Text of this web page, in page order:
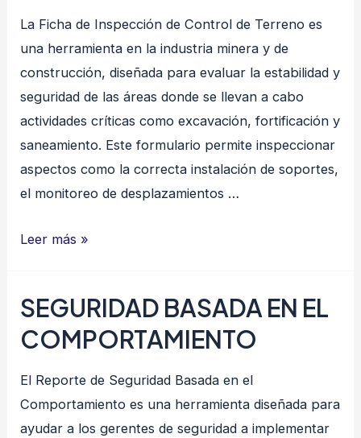
La Ficha de Inspección de Control de Terreno es
una herramienta en la industria minera y de
construcción, diseñada para evaluar la estabilidad y
seguridad de las áreas donde se llevan a cabo
actividades críticas como excavación, fortificación y
saneamiento. Este formulario permite inspeccionar
aspectos como la correcta instalación de soportes,
el monitoreo de desplazamientos …
CONTROL
Leer más »
SEGURIDAD BASADA EN EL
COMPORTAMIENTO
El Reporte de Seguridad Basada en el
Comportamiento es una herramienta diseñada para
ayudar a los gerentes de seguridad a implementar